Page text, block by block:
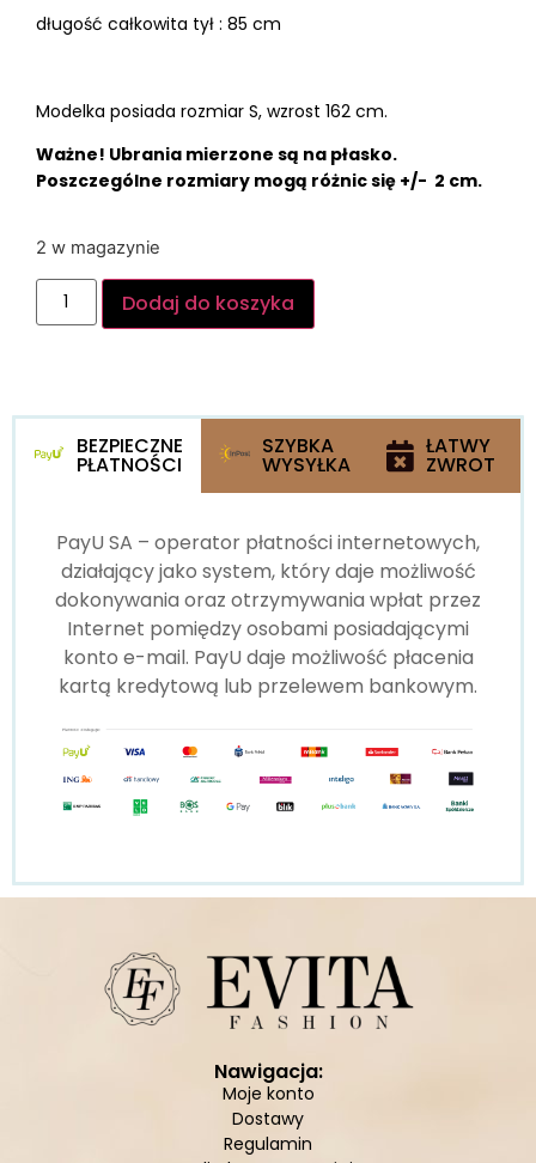
długość całkowita tył : 85 cm
Modelka posiada rozmiar S, wzrost 162 cm.
Ważne! Ubrania mierzone są na płasko.
Poszczególne rozmiary mogą różnic się +/- 2 cm.
2 w magazynie
Dodaj do koszyka
BEZPIECZNE
PŁATNOŚCI
SZYBKA
WYSYŁKA
ŁATWY
ZWROT
PayU SA – operator płatności internetowych,
działający jako system, który daje możliwość
dokonywania oraz otrzymywania wpłat przez
Internet pomiędzy osobami posiadającymi
konto e-mail. PayU daje możliwość płacenia
kartą kredytową lub przelewem bankowym.
Nawigacja:
Moje konto
Dostawy
Regulamin